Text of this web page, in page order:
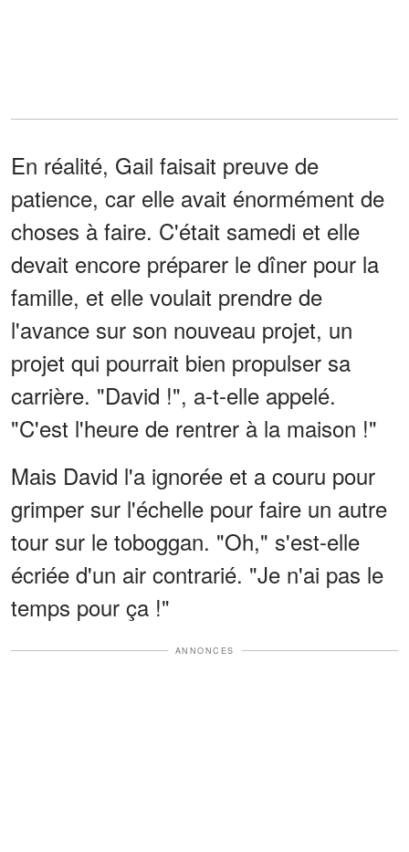
En réalité, Gail faisait preuve de
patience, car elle avait énormément de
choses à faire. C'était samedi et elle
devait encore préparer le dîner pour la
famille, et elle voulait prendre de
l'avance sur son nouveau projet, un
projet qui pourrait bien propulser sa
carrière. "David !", a-t-elle appelé.
"C'est l'heure de rentrer à la maison !"
Mais David l'a ignorée et a couru pour
grimper sur l'échelle pour faire un autre
tour sur le toboggan. "Oh," s'est-elle
écriée d'un air contrarié. "Je n'ai pas le
temps pour ça !"
ANNONCES